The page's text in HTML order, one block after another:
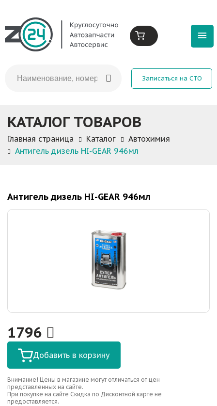
Записаться на СТО
КАТАЛОГ ТОВАРОВ
Главная страница Каталог
Автохимия
Антигель дизель HI-GEAR 946мл
Антигель дизель HI-GEAR 946мл
1796
Добавить в корзину
Внимание! Цены в магазине могут отличаться от цен
представленных на сайте.
При покупке на сайте Скидка по Дисконтной карте не
предоставляется.